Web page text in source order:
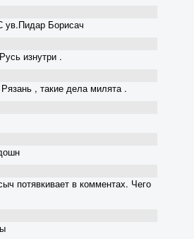
Борисач
изнутри .
, такие дела милята .
потявкивает в комментах. Чего